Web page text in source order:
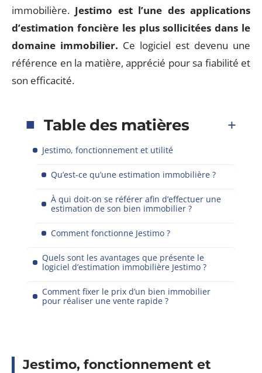
immobilière. Jestimo est l’une des applications
d’estimation foncière les plus sollicitées dans le
domaine immobilier. Ce logiciel est devenu une
référence en la matière, apprécié pour sa fiabilité et
son efficacité.
Table des matières
Jestimo, fonctionnement et utilité
Qu’est-ce qu’une estimation immobilière ?
À qui doit-on se référer afin d’effectuer une
estimation de son bien immobilier ?
Comment fonctionne Jestimo ?
Quels sont les avantages que présente le
logiciel d’estimation immobilière Jestimo ?
Comment fixer le prix d’un bien immobilier
pour réaliser une vente rapide ?
Jestimo, fonctionnement et